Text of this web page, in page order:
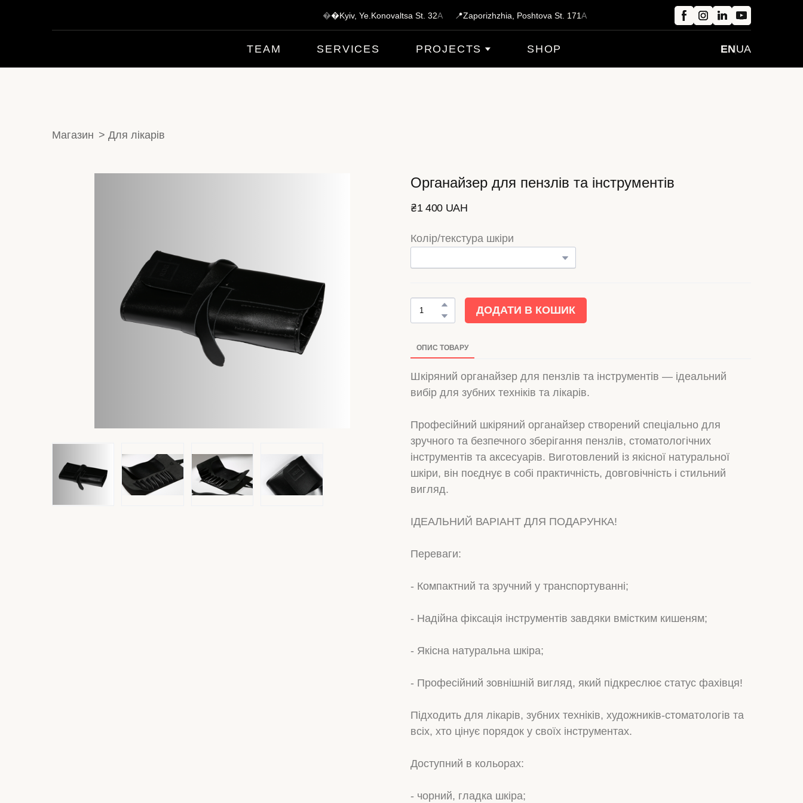
��Kyiv, Ye.Konovaltsa St. 32A 📍Zaporizhzhia, Poshtova St. 171A
TEAM SERVICES PROJECTS SHOP ENUA
Магазин Для лікарів
Органайзер для пензлів та інструментів
₴1 400 UAH
Колір/текстура шкіри
ДОДАТИ В КОШИК
ОПИС ТОВАРУ
Шкіряний органайзер для пензлів та інструментів — ідеальний
вибір для зубних техніків та лікарів.
Професійний шкіряний органайзер створений спеціально для
зручного та безпечного зберігання пензлів, стоматологічних
інструментів та аксесуарів. Виготовлений із якісної натуральної
шкіри, він поєднує в собі практичність, довговічність і стильний
вигляд.
ІДЕАЛЬНИЙ ВАРІАНТ ДЛЯ ПОДАРУНКА!
Переваги:
- Компактний та зручний у транспортуванні;
- Надійна фіксація інструментів завдяки вмістким кишеням;
- Якісна натуральна шкіра;
- Професійний зовнішній вигляд, який підкреслює статус фахівця!
Підходить для лікарів, зубних техніків, художників-стоматологів та
всіх, хто цінує порядок у своїх інструментах.
Доступний в кольорах:
- чорний, гладка шкіра;